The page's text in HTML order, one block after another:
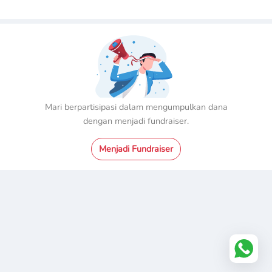
Nenek Muti'ah yang merupakan buruh tani tembakau memiliki
penghasilan Rp.30.000-60.000,- perminggu. Keuangan
keluarga kecil ini sedikit terbantu dengan kiriman uang dari sang
ibu. Rabiatul mengirimkan uang sesuai dengan kemampuannya,
yaitu sekitar Rp.100.000-200.000,- perbulannya
Dengan penghasilan yang pas-pasan, Nenek Muti'ah mengalami
kesulitan untuk menghidupi sang cucu dan memberikan terapi di
rumah. Nenek Muti'ah berjuang keras sambil berharap akan
YCHI bertekad untuk memberikan pelayanan yang terbaik untuk
Hikam, untuk itu saat ini Hikam diberikan penanganan terapi
selama 2x seminggu untuk menunjang perkembangan baik
Mari berpartisipasi dalam mengumpulkan dana
dengan menjadi fundraiser.
Menjadi Fundraiser